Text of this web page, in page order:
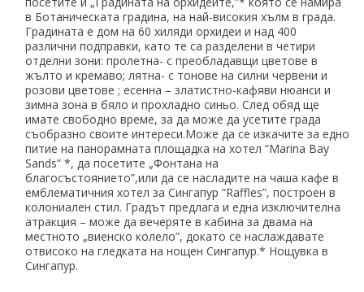
в Ботаническата градина, на най-високия хълм в града.
Градината е дом на 60 хиляди орхидеи и над 400
различни подправки, като те са разделени в четири
отделни зони: пролетна- с преобладавщи цветове в
жълто и кремаво; лятна- с тонове на силни червени и
розови цветове ; есенна – златистно-кафяви нюанси и
зимна зона в бяло и прохладно синьо. След обяд ще
имате свободно време, за да може да усетите града
съобразно своите интереси.Може да се изкачите за едно
питие на панорамната площадка на хотел “Marina Bay
Sands” *, да посетите „Фонтана на
благосъстоянието”,или да се насладите на чаша кафе в
емблематичния хотел за Сингапур “Raffles”, построен в
колониален стил. Градът предлага и една изключителна
атракция – може да вечеряте в кабина за двама на
местното „виенско колело”, докато се наслаждавате
отвисоко на гледката на нощен Сингапур.* Нощувка в
Сингапур.